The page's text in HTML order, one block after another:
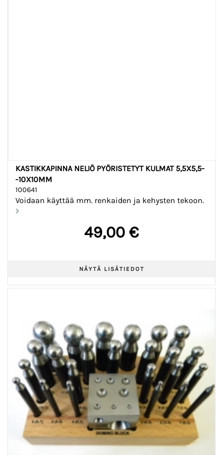
KASTIKKAPINNA NELIÖ PYÖRISTETYT KULMAT 5,5X5,5-
-10X10MM
100641
Voidaan käyttää mm. renkaiden ja kehysten tekoon.
49,00 €